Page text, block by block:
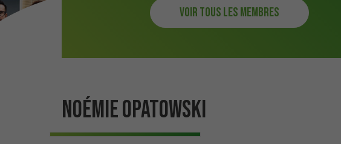
Voir tous les membres
NOÉMIE OPATOWSKI